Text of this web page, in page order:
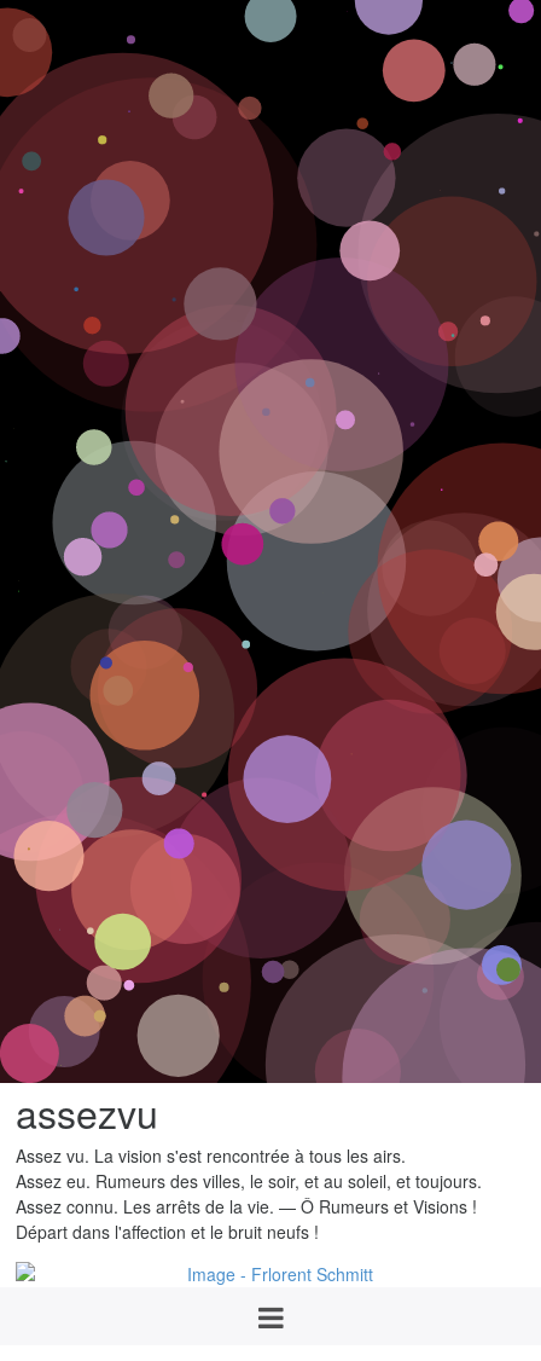
assezvu
Assez vu. La vision s'est rencontrée à tous les airs.
Assez eu. Rumeurs des villes, le soir, et au soleil, et toujours.
Assez connu. Les arrêts de la vie. — Ô Rumeurs et Visions !
Départ dans l'affection et le bruit neufs !